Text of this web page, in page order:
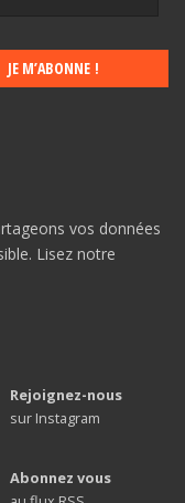
vos données
Lisez notre
Rejoignez-nous
sur Instagram
Abonnez vous